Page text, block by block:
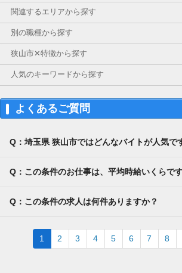
◇介護福祉士の場合
⇒ 3,472,500円～（賞与年2回分含む）
【交通費】
全額支給
関連するエリアから探す
別の職種から探す
狭山市✕特徴から探す
人気のキーワードから探す
よくあるご質問
Q：埼玉県 狭山市ではどんなバイトが人気で
Q：この条件のお仕事は、平均時給いくらで
Q：この条件の求人は何件ありますか？
1 2 3 4 5 6 7 8